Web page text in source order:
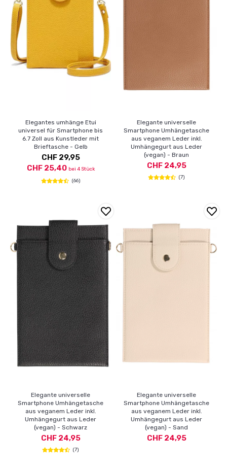
Elegantes umhänge Etui
universel für Smartphone bis
6.7 Zoll aus Kunstleder mit
Brieftasche - Gelb
CHF 29,95
CHF 25,40 bei 4 Stück
(66)
Elegante universelle
Smartphone Umhängetasche
aus veganem Leder inkl.
Umhängegurt aus Leder
(vegan) - Braun
CHF 24,95
(7)
Elegante universelle
Smartphone Umhängetasche
aus veganem Leder inkl.
Umhängegurt aus Leder
(vegan) - Schwarz
CHF 24,95
(7)
Elegante universelle
Smartphone Umhängetasche
aus veganem Leder inkl.
Umhängegurt aus Leder
(vegan) - Sand
CHF 24,95